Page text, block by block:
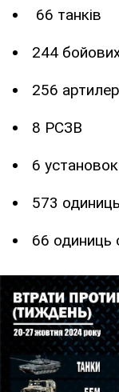
66 танків
244
256
8 РСЗВ
6
573
66 одиниць